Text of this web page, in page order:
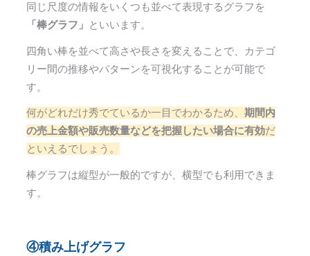
同じ尺度の情報をいくつも並べて表現するグラフを
「棒グラフ」 といいます。
四角い棒を並べて高さや長さを変えることで、カテゴ
リー間の推移やパターンを可視化することが可能で
す。
何がどれだけ秀でているか一目でわかるため、 期間内
の売上金額や販売数量などを把握したい場合に有効だ
といえるでしょう。
棒グラフは縦型が一般的ですが、横型でも利用できま
す。
④積み上げグラフ